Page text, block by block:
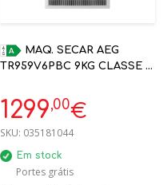
TR959V6PBC 9KG CLASSE A
GARANTIA ABSOLUTECARE
9000
1299,00€
SKU: 035181044
Em stock
Portes grátis